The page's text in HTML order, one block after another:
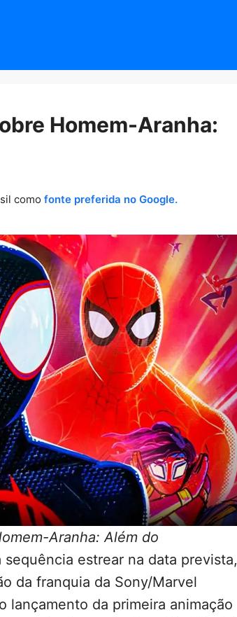
Homem-Aranha:
como fonte preferida no Google.
Aranha: Além do
estrear na data prevista,
da franquia da Sony/Marvel
lançamento da primeira animação